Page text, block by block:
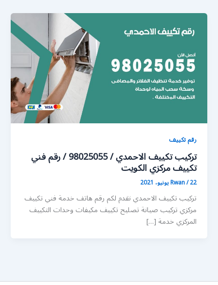
رقم تكييف
تركيب تكييف الاحمدي / 98025055 / رقم فني
تكييف مركزي الكويت
Rwan/22 يونيو، 2021
تركيب تكييف الاحمدي نقدم لكم رقم هاتف خدمة فني تكييف
مركزي تركيب صيانة تصليح تكييف مكيفات وحدات التكييف
المركزي خدمة […]